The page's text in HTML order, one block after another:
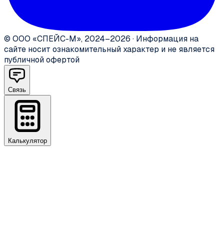
© ООО «СПЕЙС-М», 2024–2026 · Информация на
сайте носит ознакомительный характер и не является
публичной офертой
Связь
Калькулятор